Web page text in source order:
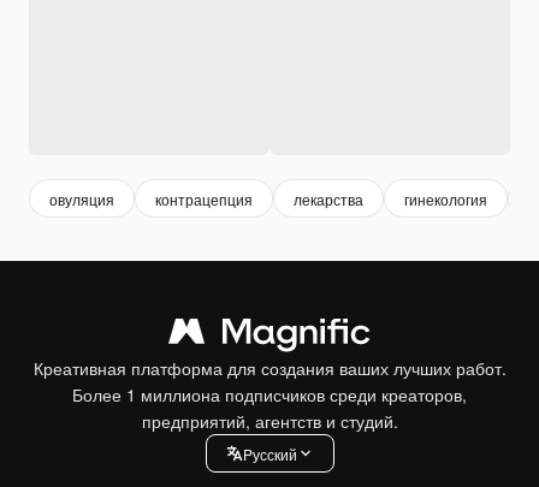
овуляция контрацепция лекарства гинекология
Креативная платформа для создания ваших лучших работ.
Более 1 миллиона подписчиков среди креаторов,
предприятий, агентств и студий.
Pусский